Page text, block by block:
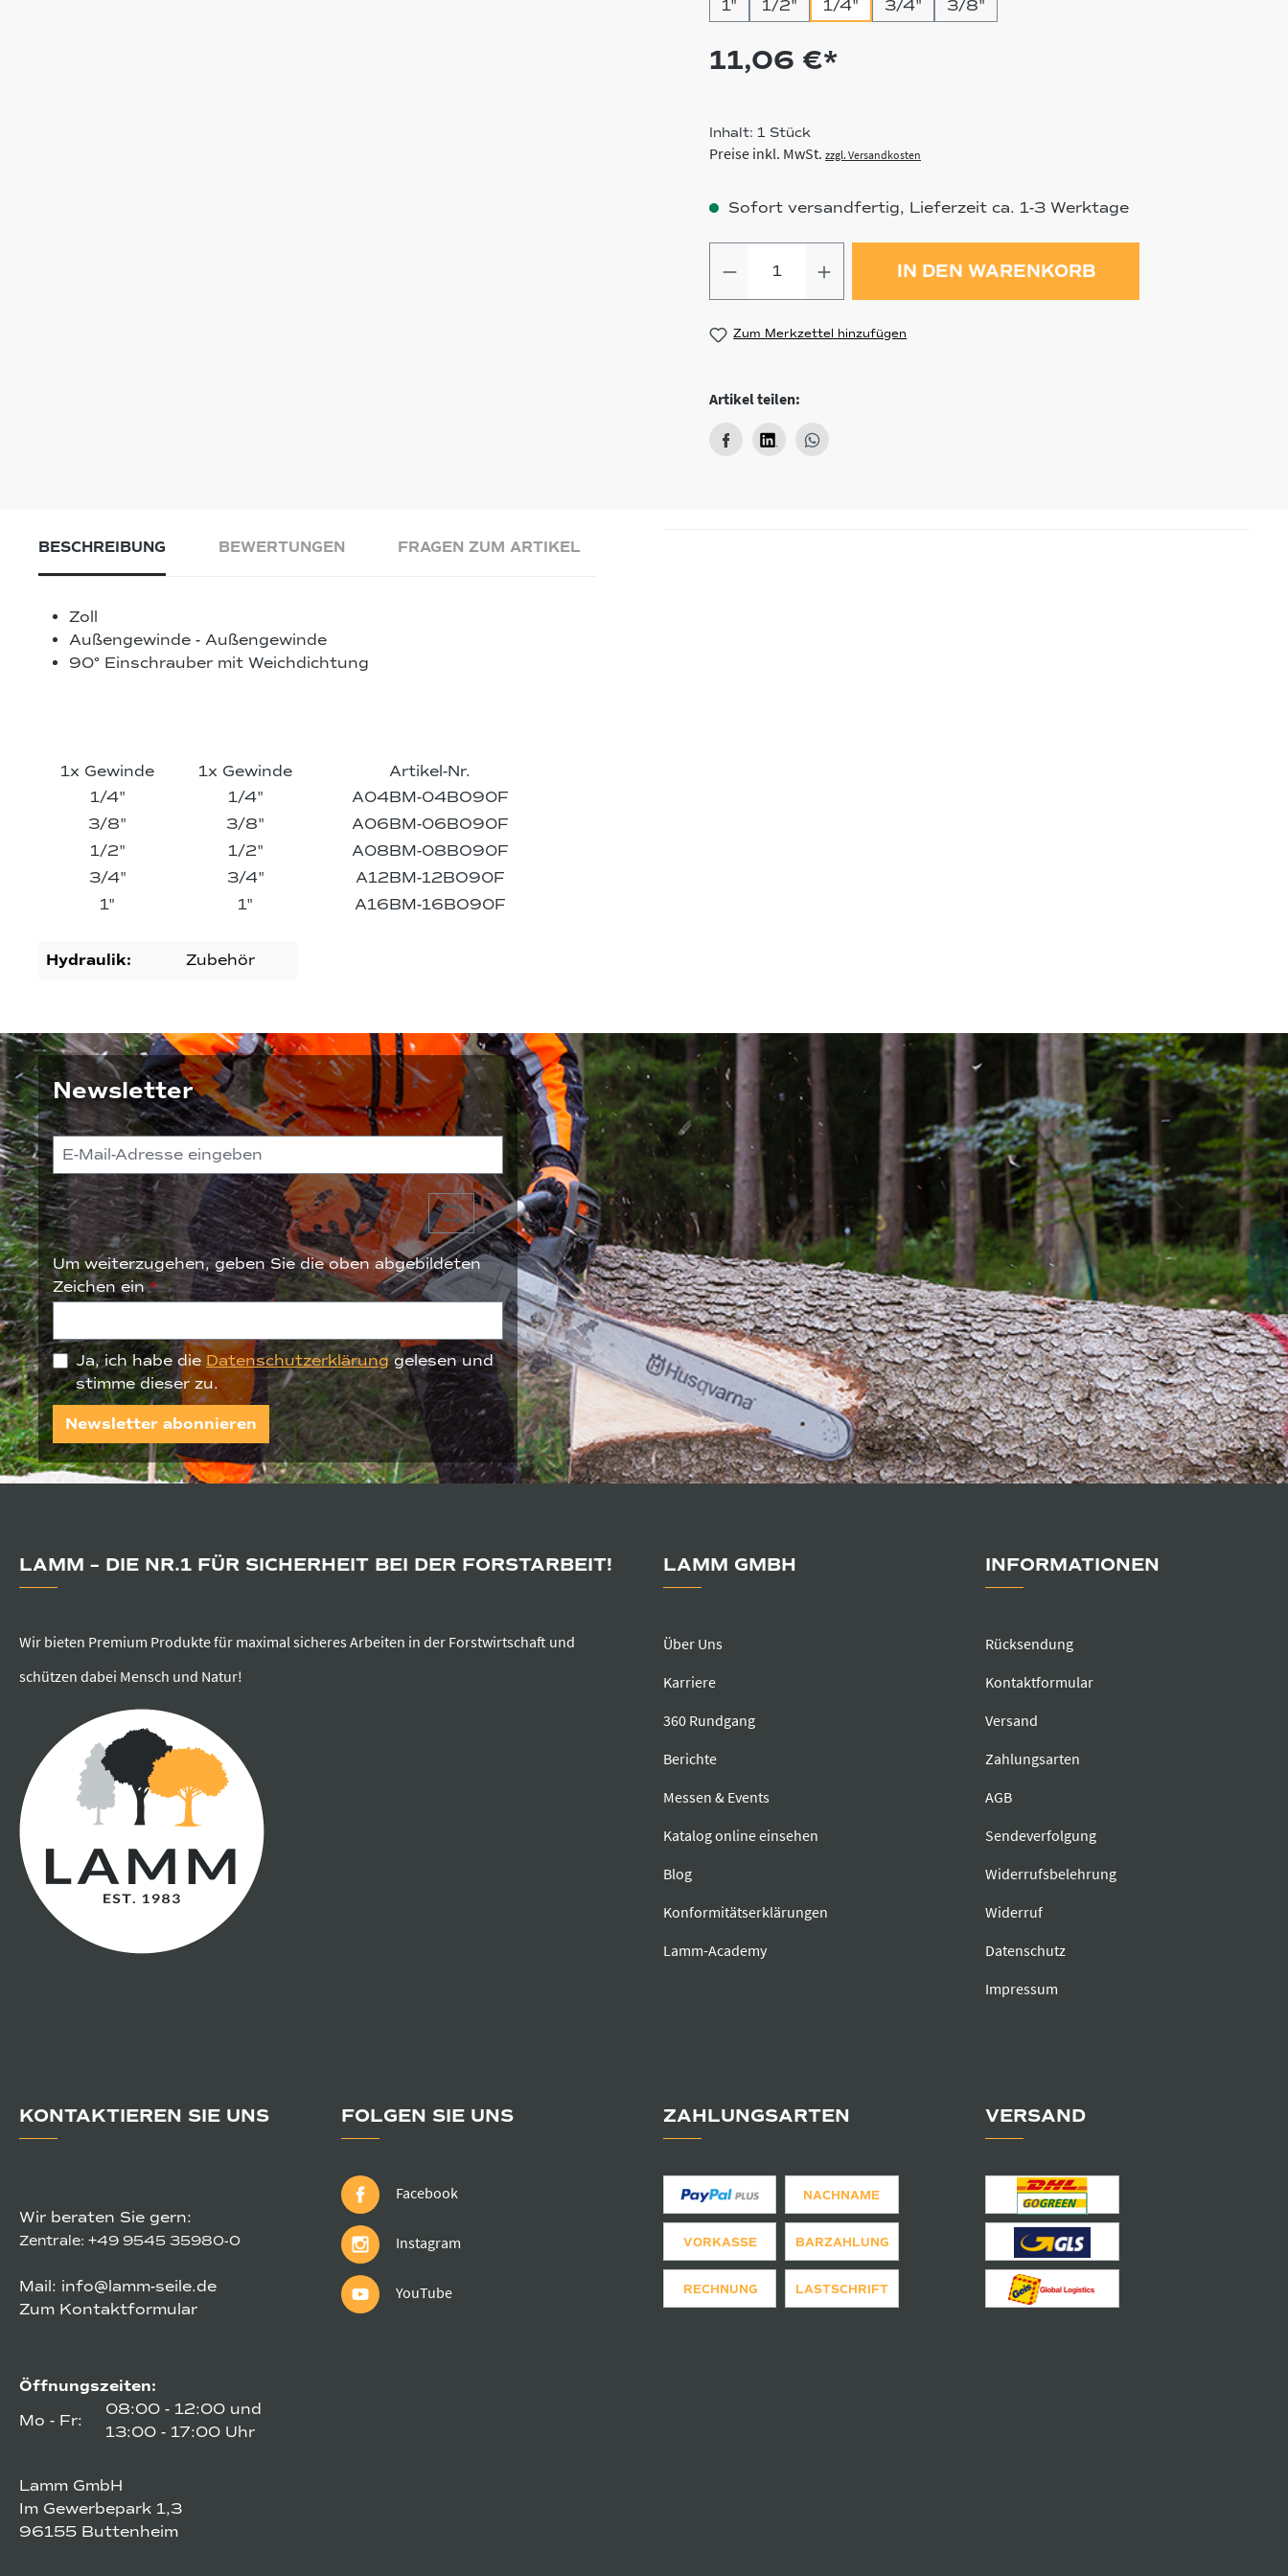
1"
1/2" 1/4" 3/4" 3/8"
11,06 €*
Inhalt: 1 Stück
Preise inkl. MwSt. zzgl. Versandkosten
Sofort versandfertig, Lieferzeit ca. 1-3 Werktage
Produkt Anzahl: Gib den gewünschten Wert
IN DEN WARENKORB
Zum Merkzettel hinzufügen
Artikel teilen:
BESCHREIBUNG BEWERTUNGEN FRAGEN ZUM ARTIKEL
Zoll
Außengewinde - Außengewinde
90° Einschrauber mit Weichdichtung
1x Gewinde 1x Gewinde
Artikel-Nr.
1/4"
1/4"
A04BM-04BO90F
3/8"
3/8"
A06BM-06BO90F
1/2"
1/2"
A08BM-08BO90F
3/4"
3/4"
A12BM-12BO90F
1"
1" A16BM-16BO90F
Hydraulik: Zubehör
Newsletter
Um weiterzugehen, geben Sie die oben abgebildeten
Zeichen ein*
Ja, ich habe dieDatenschutzerklärunggelesen und
stimme dieser zu.
Newsletter abonnieren
LAMM – DIE NR.1 FÜR SICHERHEIT BEI DER FORSTARBEIT!
Wir bieten Premium Produkte für maximal sicheres Arbeiten in der Forstwirtschaft und
schützen dabei Mensch und Natur!
LAMM GMBH
Über Uns
Karriere
360 Rundgang
Berichte
Messen & Events
Katalog online einsehen
Blog
Konformitätserklärungen
Lamm-Academy
INFORMATIONEN
Rücksendung
Kontaktformular
Versand
Zahlungsarten
AGB
Sendeverfolgung
Widerrufsbelehrung
Widerruf
Datenschutz
Impressum
KONTAKTIEREN SIE UNS
Wir beraten Sie gern:
Zentrale: +49 9545 35980-0
Mail: info@lamm-seile.de
Zum Kontaktformular
Öffnungszeiten:
Mo - Fr:
08:00 - 12:00 und
13:00 - 17:00 Uhr
Lamm GmbH
Im Gewerbepark 1,3
96155 Buttenheim
FOLGEN SIE UNS
Facebook
Instagram
YouTube
ZAHLUNGSARTEN
NACHNAME
VORKASSE BARZAHLUNG
RECHNUNG LASTSCHRIFT
VERSAND